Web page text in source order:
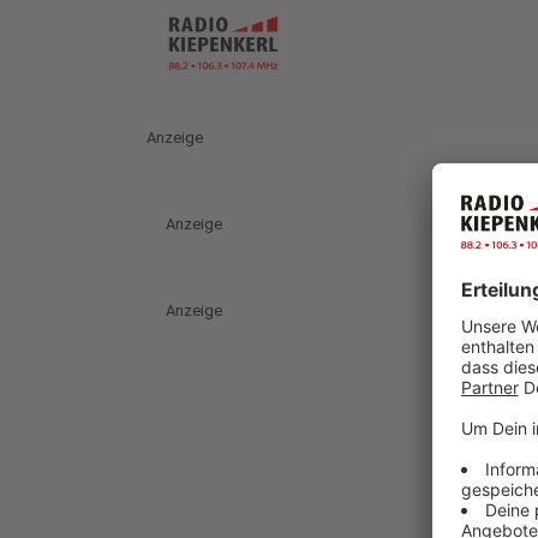
Anzeige
Anzeige
Anzeige